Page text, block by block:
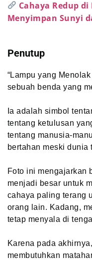
Cahaya Redup
Menyimpan Sunyi
Penutup
“Lampu yang
sebuah benda yang
Ia adalah simbol
tentang ketulusan
tentang manusia-
bertahan meski dunia
Foto ini mengajarkan
menjadi besar untuk
cahaya paling terang
orang lain. Kadang,
tetap menyala di
Karena pada
membutuhkan